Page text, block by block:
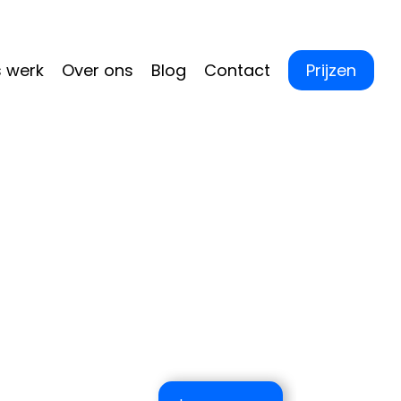
werk Over ons Blog Contact Prijzen